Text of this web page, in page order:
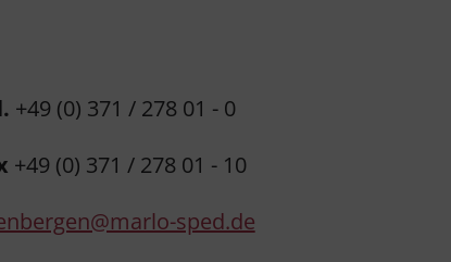
+49 (0) 371 / 278 01 - 0
+49 (0) 371 / 278 01 - 10
sped.de